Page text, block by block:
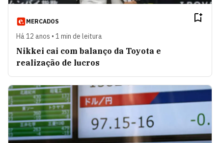
MERCADOS
Há 12 anos • 1 min de leitura
Nikkei cai com balanço da Toyota e
realização de lucros